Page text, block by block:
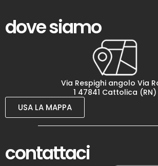
dove siamo
Via Respighi angolo Via
1 47841 Cattolica (RN)
USA LA MAPPA
contattaci